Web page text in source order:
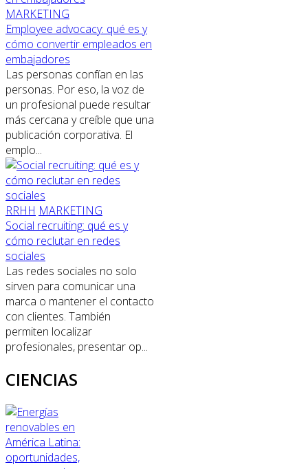
MARKETING
Employee advocacy: qué es y
cómo convertir empleados en
embajadores
Las personas confían en las
personas. Por eso, la voz de
un profesional puede resultar
más cercana y creíble que una
publicación corporativa. El
emplo...
RRHH MARKETING
Social recruiting: qué es y
cómo reclutar en redes
sociales
Las redes sociales no solo
sirven para comunicar una
marca o mantener el contacto
con clientes. También
permiten localizar
profesionales, presentar op...
CIENCIAS